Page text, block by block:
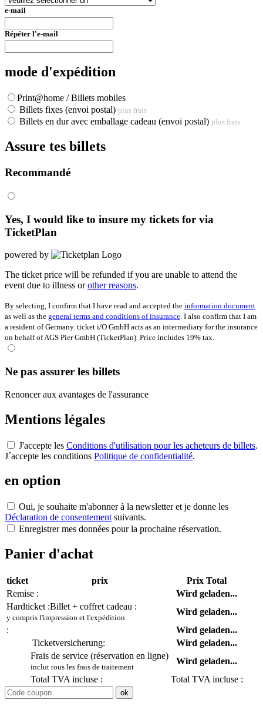
e-mail
Répéter l'e-mail
mode d'expédition
Print@home / Billets mobiles
Billets fixes (envoi postal) plus frais
Billets en dur avec emballage cadeau (envoi postal) plus frais
Assure tes billets
Recommandé
Yes, I would like to insure my tickets for via
TicketPlan
powered by
The ticket price will be refunded if you are unable to attend the
event due to illness orother reasons.
By selecting, I confirm that I have read and accepted the information document
as well as the general terms and conditions of insurance. I also confirm that I am
a resident of Germany. ticket i/O GmbH acts as an intermediary for the insurance
on behalf of AGS Pier GmbH (TicketPlan). Price includes 19% tax.
Ne pas assurer les billets
Renoncer aux avantages de l'assurance
Mentions légales
J'accepte les Conditions d'utilisation pour les acheteurs de billets.
J´accepte les conditions Politique de confidentialité.
en option
Oui, je souhaite m'abonner à la newsletter et je donne les
Déclaration de consentement suivants.
Enregistrer mes données pour la prochaine réservation.
Panier d'achat
ticket prix
Prix Total
Remise :
Wird geladen...
Hardticket :Billet + coffret cadeau :
y compris l'impression et l'expédition
Wird geladen...
:
Wird geladen...
Ticketversicherung:
Wird geladen...
Frais de service (réservation en ligne)
inclut tous les frais de traitement
Wird geladen...
Total TVA incluse :
Total TVA incluse :